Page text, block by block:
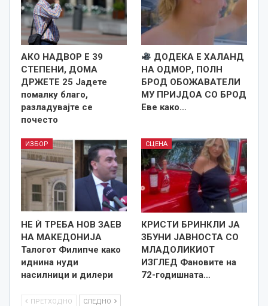
АКО НАДВОР Е 39
СТЕПЕНИ, ДОМА
ДРЖЕТЕ 25 Јадете
помалку благо,
разладувајте се
почесто
ДОДЕКА Е ХАЛАНД
НА ОДМОР, ПОЛН
БРОД ОБОЖАВАТЕЛИ
МУ ПРИЈДОА СО БРОД
Еве како…
ИЗБОР
НЕ Ѝ ТРЕБА НОВ ЗАЕВ
НА МАКЕДОНИЈА
Талогот Филипче како
иднина нуди
насилници и дилери
СЦЕНА
КРИСТИ БРИНКЛИ ЈА
ЗБУНИ ЈАВНОСТА СО
МЛАДОЛИКИОТ
ИЗГЛЕД Фановите на
72-годишната…
ПРЕТХОДНО СЛЕДНО